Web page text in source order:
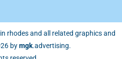
rhodes and all related graphics and
bymgk.advertising.